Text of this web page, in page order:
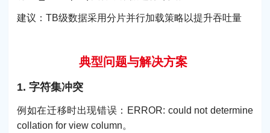
建议：TB级数据采用分片并行加载策略以提升吞吐量
典型问题与解决方案
1. 字符集冲突
例如在迁移时出现错误：ERROR: could not determine
collation for view column。